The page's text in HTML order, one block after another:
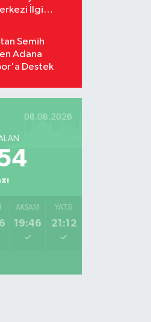
İlgi
Semih
Adana
Destek
08.08.2026
AKŞAM
19:46
YATSI
21:12